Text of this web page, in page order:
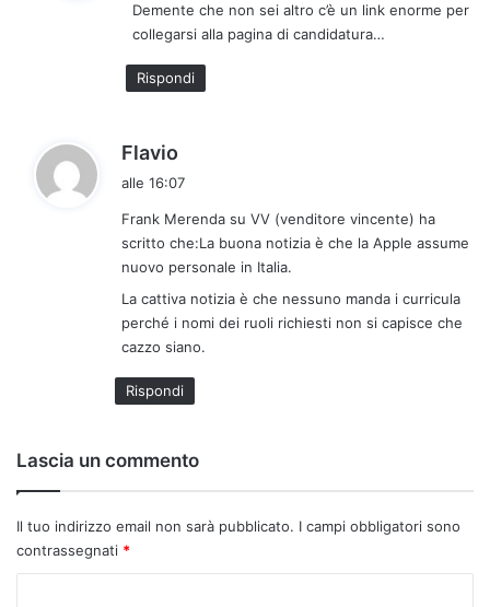
e
t
t
o
Demente che non sei altro c’è un link enorme per
collegarsi alla pagina di candidatura…
Rispondi
Flavio
a
e
t
t
o
alle 16:07
Frank Merenda su VV (venditore vincente) ha
scritto che:La buona notizia è che la Apple assume
nuovo personale in Italia.
La cattiva notizia è che nessuno manda i curricula
perché i nomi dei ruoli richiesti non si capisce che
cazzo siano.
Rispondi
Lascia un commento
Il tuo indirizzo email non sarà pubblicato. I campi obbligatori sono
contrassegnati *